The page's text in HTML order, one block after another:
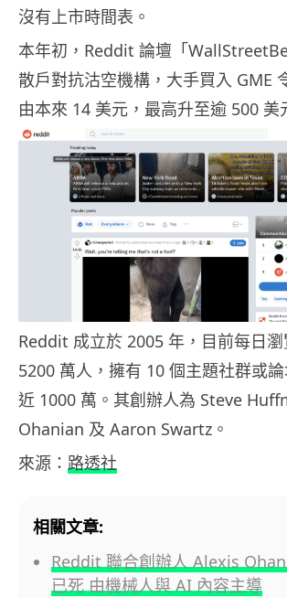
沒有上市時間表。
本年初，Reddit 論壇「
散戶對抗沽空機構，大手買入 GME
由本來 14 美元，最高升至逾 500 美
Reddit 成立於 2005 年，目前每日
5200 萬人，擁有 10 個主題社群或
近 1000 萬。其創辦人為 Steve
Ohanian 及 Aaron Swartz。
來源： 路透社
相關文章:
Reddit 聯合創辦人 Alexis
已死 由機械人與 AI 內容主導